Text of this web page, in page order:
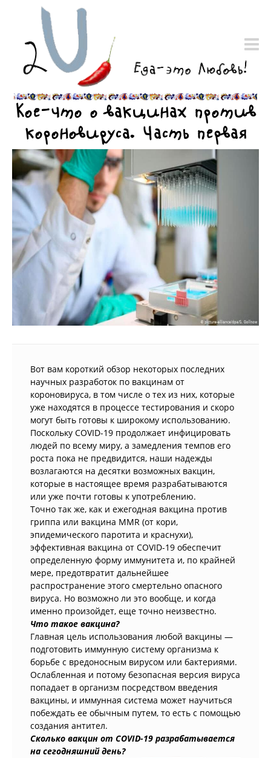
Кое-что о вакцинах против
короновируса. Часть первая
Вот вам короткий обзор некоторых последних
научных разработок по вакцинам от
короновируса, в том числе о тех из них, которые
уже находятся в процессе тестирования и скоро
могут быть готовы к широкому использованию.
Поскольку COVID-19 продолжает инфицировать
людей по всему миру, а замедления темпов его
роста пока не предвидится, наши надежды
возлагаются на десятки возможных вакцин,
которые в настоящее время разрабатываются
или уже почти готовы к употреблению.
Точно так же, как и ежегодная вакцина против
гриппа или вакцина MMR (от кори,
эпидемического паротита и краснухи),
эффективная вакцина от COVID-19 обеспечит
определенную форму иммунитета и, по крайней
мере, предотвратит дальнейшее
распространение этого смертельно опасного
вируса. Но возможно ли это вообще, и когда
именно произойдет, еще точно неизвестно.
Что такое вакцина?
Главная цель использования любой вакцины —
подготовить иммунную систему организма к
борьбе с вредоносным вирусом или бактериями.
Ослабленная и потому безопасная версия вируса
попадает в организм посредством введения
вакцины, и иммунная система может научиться
побеждать ее обычным путем, то есть с помощью
создания антител.
Сколько вакцин от COVID-19 разрабатывается
на сегодняшний день?